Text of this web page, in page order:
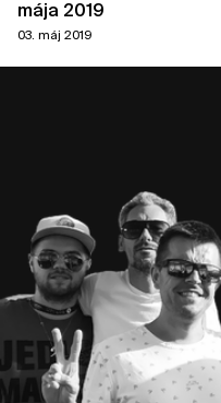
mája 2019
03. máj 2019